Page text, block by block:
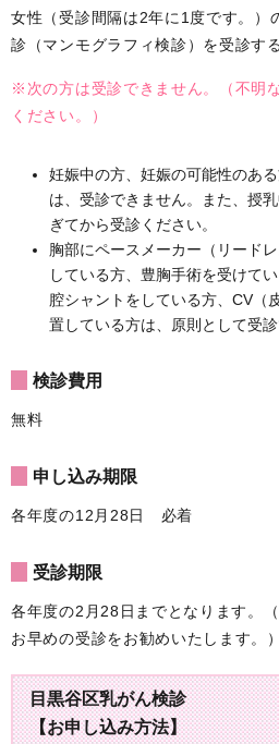
女性（受診間隔は2年に1度です。）
診（マンモグラフィ検診）を受診す
※次の方は受診できません。（不明
ください。）
妊娠中の方、妊娠の可能性のあ
は、受診できません。また、授
ぎてから受診ください。
胸部にペースメーカー（リード
している方、豊胸手術を受けて
腔シャントをしている方、CV（
置している方は、原則として受診
検診費用
無料
申し込み期限
各年度の12月28日 必着
受診期限
各年度の2月28日までとなります。
お早めの受診をお勧めいたします。）
目黒谷区乳がん検診
【お申し込み方法】